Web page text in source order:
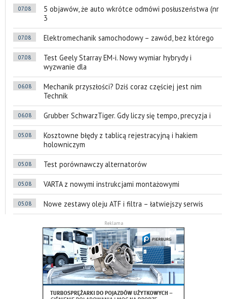
07.08
5 objawów, że auto wkrótce odmówi posłuszeństwa (nr
3
07.08 Elektromechanik samochodowy – zawód, bez którego
07.08
Test Geely Starray EM-i. Nowy wymiar hybrydy i
wyzwanie dla
06.08
Mechanik przyszłości? Dziś coraz częściej jest nim
Technik
06.08 Grubber SchwarzTiger. Gdy liczy się tempo, precyzja i
05.08
Kosztowne błędy z tablicą rejestracyjną i hakiem
holowniczym
05.08 Test porównawczy alternatorów
05.08 VARTA z nowymi instrukcjami montażowymi
05.08 Nowe zestawy oleju ATF i filtra – łatwiejszy serwis
Reklama